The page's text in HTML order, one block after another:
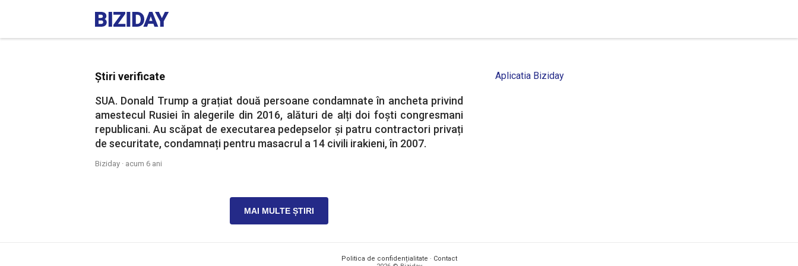
Știri verificate
SUA. Donald Trump a grațiat două persoane condamnate în ancheta privind
amestecul Rusiei în alegerile din 2016, alături de alți doi foști congresmani
republicani. Au scăpat de executarea pedepselor și patru contractori privați
de securitate, condamnați pentru masacrul a 14 civili irakieni, în 2007.
Biziday · acum 6 ani
MAI MULTE ȘTIRI
Aplicatia Biziday
Politica de confidențialitate · Contact